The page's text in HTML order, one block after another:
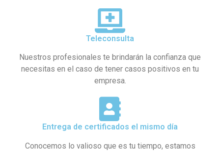
Teleconsulta
Nuestros profesionales te brindarán la confianza que
necesitas en el caso de tener casos positivos en tu
empresa.
Entrega de certificados el mismo día
Conocemos lo valioso que es tu tiempo, estamos